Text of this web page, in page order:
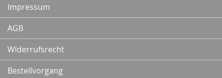
Impressum
AGB
Widerrufsrecht
Bestellvorgang